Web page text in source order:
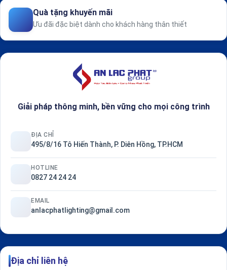
Quà tặng khuyến mãi
Ưu đãi đặc biệt dành cho khách hàng thân thiết
Giải pháp thông minh, bền vững cho mọi công trình
ĐỊA CHỈ
495/8/16 Tô Hiến Thành, P. Diên Hồng, TP.HCM
HOTLINE
0827 24 24 24
EMAIL
anlacphatlighting@gmail.com
Địa chỉ liên hệ